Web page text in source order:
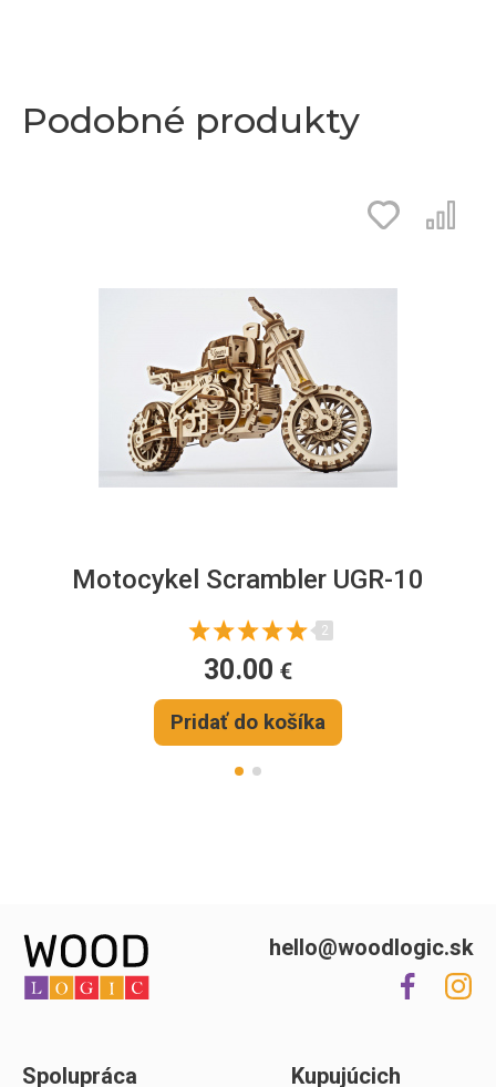
Podobné produkty
Motocykel Scrambler UGR-10
2
30.00 €
Pridať do košíka
Spolupráca Kupujúcich
hello@woodlogic.sk